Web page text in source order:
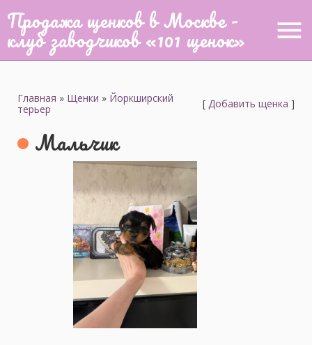
Продажа щенков в Москве -
клуб заводчиков «101 щенок» menu
Главная » Щенки » Йоркширский
терьер
[ Добавить щенка ]
Мальчик